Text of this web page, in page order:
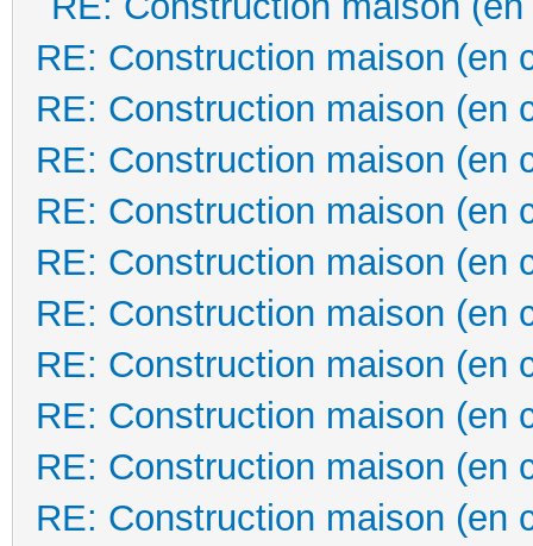
RE: Construction maison (en
RE: Construction maison (en
RE: Construction maison (en
RE: Construction maison (en
RE: Construction maison (en
RE: Construction maison (en
RE: Construction maison (en
RE: Construction maison (en
RE: Construction maison (en
RE: Construction maison (en